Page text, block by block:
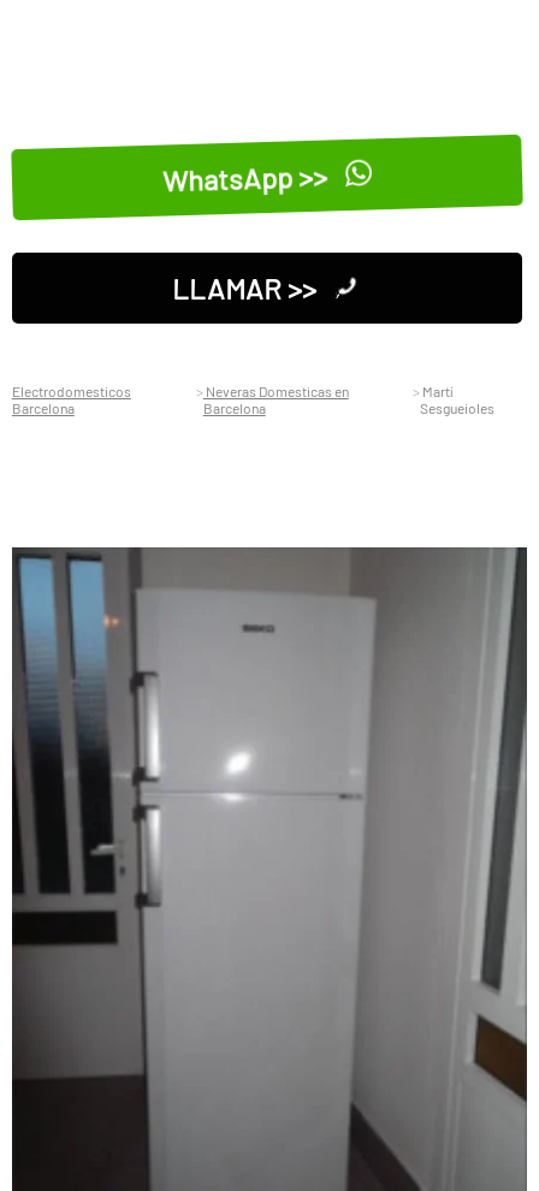
WhatsApp >>
LLAMAR >>
Electrodomesticos
Barcelona
Neveras Domesticas en
Barcelona
Martí
Sesgueioles